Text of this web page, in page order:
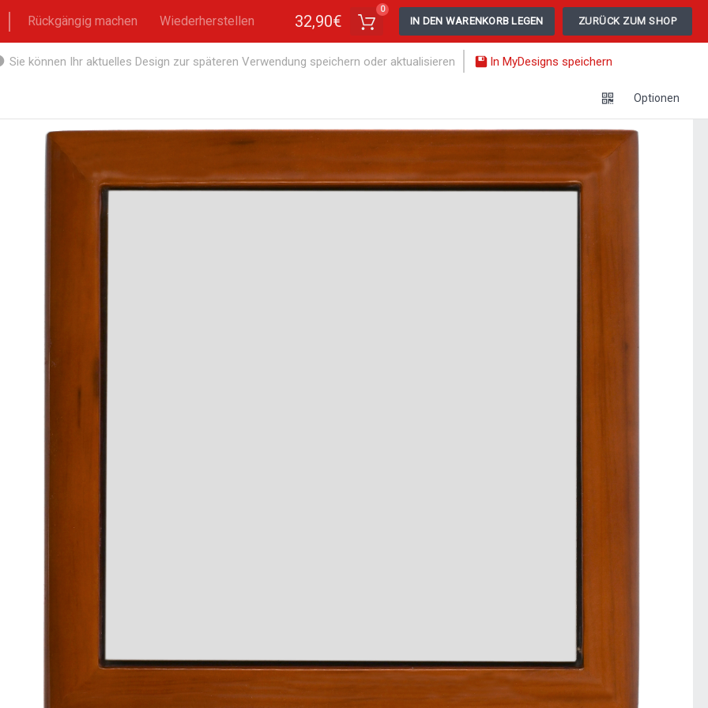
Rückgängig machen Wiederherstellen 32,90€
0
IN DEN WARENKORB LEGEN ZURÜCK ZUM SHOP
Sie können Ihr aktuelles Design zur späteren Verwendung speichern oder aktualisieren In MyDesigns speichern
Optionen